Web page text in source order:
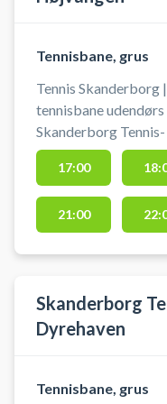
Tennisbane, grus
Tennis Skanderborg
tennisbane udendørs
Skanderborg
Padelklub -
tennisbane og spil
Skanderborg på
tennisklubbens
omklædning i
Højvangen.
17:00
21:00
Skanderborg
Dyrehaven
Tennisbane, grus